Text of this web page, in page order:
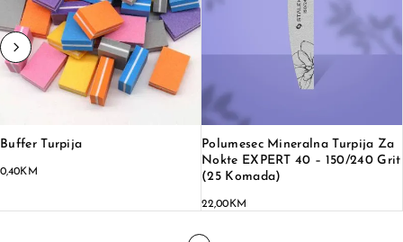
Buffer Turpija
0,40KM
Polumesec Mineralna Turpija Za
Nokte EXPERT 40 – 150/240 Grit
(25 Komada)
22,00KM